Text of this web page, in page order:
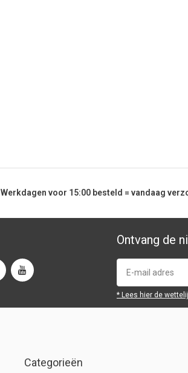
Werkdagen voor 15:00besteld = vandaag
Ontvang de
* Lees hier de
Categorieën